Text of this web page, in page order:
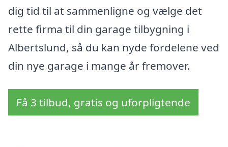
dig tid til at sammenligne og vælge det
rette firma til din garage tilbygning i
Albertslund, så du kan nyde fordelene ved
din nye garage i mange år fremover.
Få 3 tilbud, gratis og uforpligtende